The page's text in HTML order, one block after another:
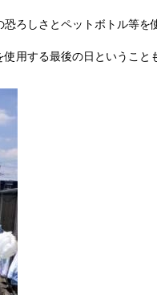
ろしさとペットボトル等を
用する最後の日ということ